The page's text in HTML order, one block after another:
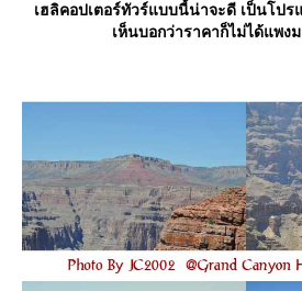
เฮลิคอปเตอร์ทัวร์แบบนี้น่าจะดี เป็นโปร
เห็นบอกว่าราคาก็ไม่ได้แพง